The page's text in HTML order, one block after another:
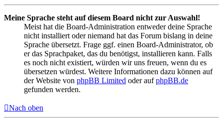
Meine Sprache steht auf diesem Board nicht zur Auswahl!
Meist hat die Board-Administration entweder deine Sprache
nicht installiert oder niemand hat das Forum bislang in deine
Sprache übersetzt. Frage ggf. einen Board-Administrator, ob
er das Sprachpaket, das du benötigst, installieren kann. Falls
es noch nicht existiert, würden wir uns freuen, wenn du es
übersetzen würdest. Weitere Informationen dazu können auf
der Website von phpBB Limited oder aufphpBB.de
gefunden werden.
Nach oben